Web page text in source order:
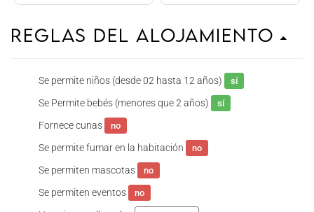
Reglas del Alojamiento
Se permite niños (desde 02 hasta 12 años) sí
Se Permite bebés (menores que 2 años) sí
Fornece cunas no
Se permite fumar en la habitación no
Se permiten mascotas no
Se permiten eventos no